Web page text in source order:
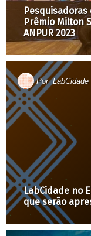
Prêmio Milton
ANPUR 2023
PorLabCidade
LabCidade no
que serão